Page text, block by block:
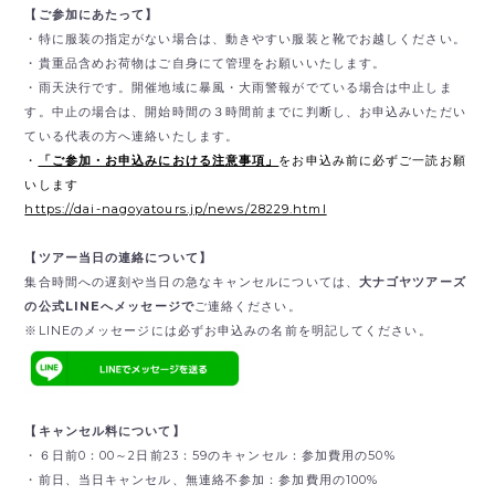
【ご参加にあたって】
・特に服装の指定がない場合は、動きやすい服装と靴でお越しください。
・貴重品含めお荷物はご自身にて管理をお願いいたします。
・雨天決行です。開催地域に暴風・大雨警報がでている場合は中止しま
す。中止の場合は、開始時間の３時間前までに判断し、お申込みいただい
ている代表の方へ連絡いたします。
・
「ご参加・お申込みにおける注意事項」 をお申込み前に必ずご一読お願
いします
https://dai-nagoyatours.jp/news/28229.html
【ツアー当日の連絡について】
集合時間への遅刻や当日の急なキャンセルについては、 大ナゴヤツアーズ
の公式LINEへメッセージでご連絡ください。
※LINEのメッセージには必ずお申込みの名前を明記してください。
【キャンセル料について】
・６日前0：00～2日前23：59のキャンセル：参加費用の50%
・前日、当日キャンセル、無連絡不参加：参加費用の100%